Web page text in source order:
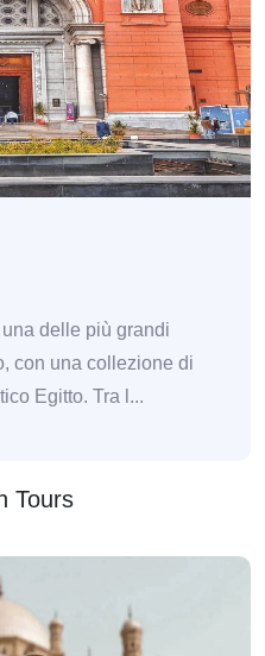
delle più grandi
con una collezione di
Egitto. Tra l...
Tours